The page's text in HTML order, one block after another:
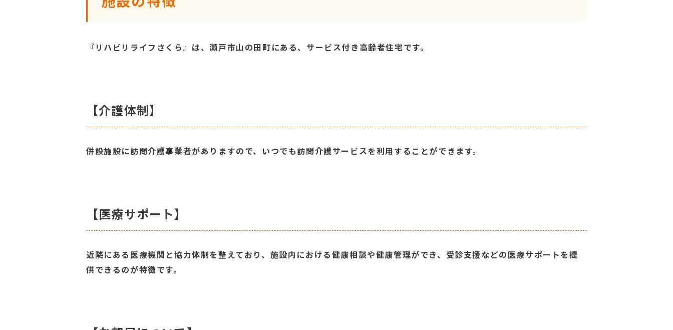
『リハビリライフさくら』は、瀬戸市山の田町にある、サービス付き高齢者住宅です。
【介護体制】
併設施設に訪問介護事業者がありますので、いつでも訪問介護サービスを利用することができます。
【医療サポート】
近隣にある医療機関と協力体制を整えており、施設内における健康相談や健康管理ができ、受診支援などの医療サポートを提
供できるのが特徴です。